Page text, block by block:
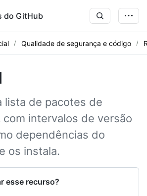
do GitHub
Qualidade de segurança e código
lista de pacotes de
com intervalos de versão
dependências do
os instala.
esse recurso?